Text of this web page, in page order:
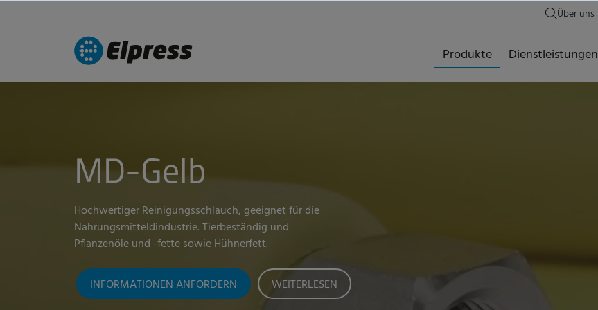
Über uns
Produkte Dienstleistungen
MD-Gelb
Hochwertiger Reinigungsschlauch, geeignet für die
Nahrungsmitteldindustrie. Tierbeständig und
Pflanzenöle und -fette sowie Hühnerfett.
INFORMATIONEN ANFORDERN WEITERLESEN